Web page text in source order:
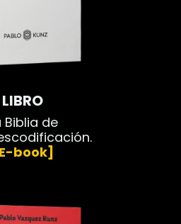
LIBRO
Biblia de
book]